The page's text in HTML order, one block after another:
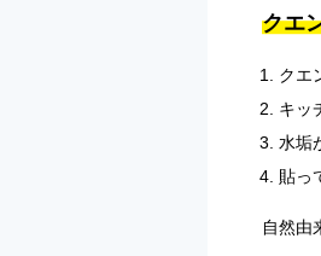
クエ
クエ
キッ
水垢
貼っ
自然由